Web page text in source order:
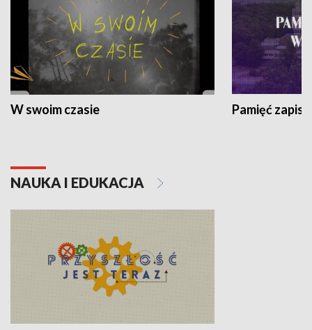
W swoim czasie Pamięć
NAUKA I EDUKACJA